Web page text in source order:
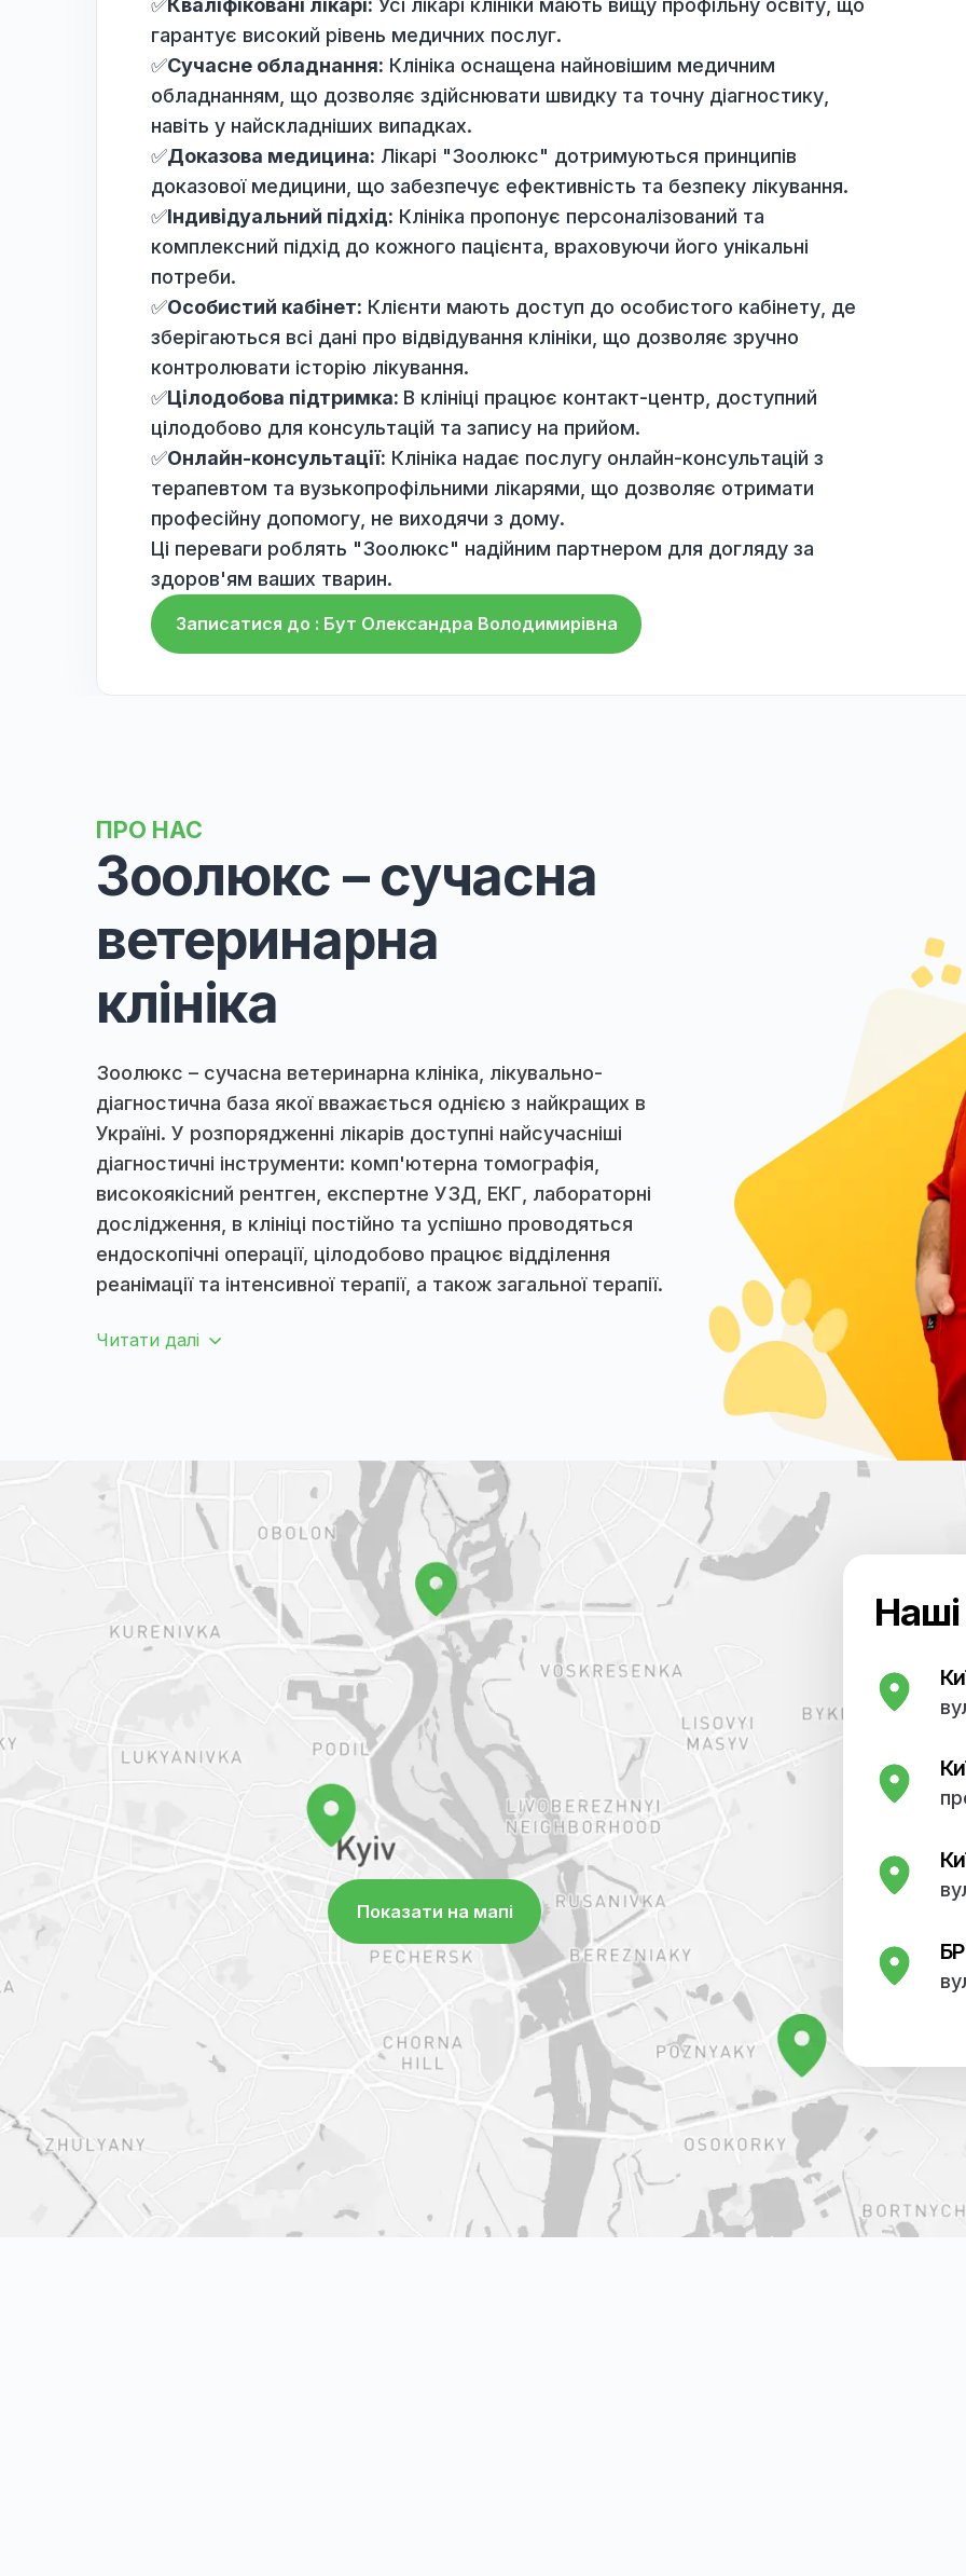
▫️Офтальмологія.
▫️Загальна терапія.
Переваги ветеринарної клініки "Зоолюкс":
✅Кваліфіковані лікарі:Усі лікарі клініки мають вищу профільну освіту, що
гарантує високий рівень медичних послуг.
✅Сучасне обладнання:Клініка оснащена найновішим медичним
обладнанням, що дозволяє здійснювати швидку та точну діагностику,
навіть у найскладніших випадках.
✅Доказова медицина:Лікарі "Зоолюкс" дотримуються принципів
доказової медицини, що забезпечує ефективність та безпеку лікування.
✅Індивідуальний підхід: Клініка пропонує персоналізований та
комплексний підхід до кожного пацієнта, враховуючи його унікальні
потреби.
✅Особистий кабінет:Клієнти мають доступ до особистого кабінету, де
зберігаються всі дані про відвідування клініки, що дозволяє зручно
контролювати історію лікування.
✅Цілодобова підтримка:
цілодобово для консультацій та запису на прийом.
✅Онлайн-консультації:Клініка надає послугу онлайн-консультацій з
ПРО НАС
Зоолюкс – сучасна
ветеринарна
клініка
Зоолюкс – сучасна ветеринарна клініка, лікувально-
високоякісний рентген, експертне УЗД, ЕКГ, лабораторні
дослідження, в клініці постійно та успішно проводяться
ендоскопічні операції, цілодобово працює відділення
реанімації та інтенсивної терапії, а також загальної терапії.
Зоолюкс – сучасна ветеринарна клініка, лікувально-
діагностична база якої вважається однією з найкращих в
Україні. У розпорядженні лікарів доступні найсучасніші
діагностичні інструменти: комп'ютерна томографія,
високоякісний рентген, експертне УЗД, ЕКГ, лабораторні
дослідження, в клініці постійно та успішно проводяться
ендоскопічні операції, цілодобово працює відділення
реанімації та інтенсивної терапії, а також загальної терапії.
Читати далі